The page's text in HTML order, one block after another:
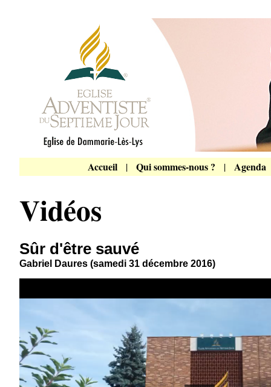
Accueil| Qui sommes-nous ? | Agenda
Vidéos
Sûr d'être sauvé
Gabriel Daures (samedi 31 décembre 2016)